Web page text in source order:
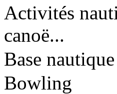
Activités
canoë...
Base
Bowling